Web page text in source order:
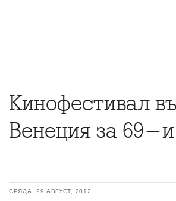
Кинофестивал
Венеция за 69-
СРЯДА, 29 АВГУСТ, 2012